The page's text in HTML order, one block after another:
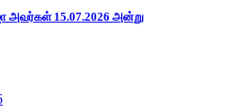
அவர்கள் 15.07.2026 அன்று